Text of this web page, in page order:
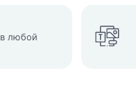
любой